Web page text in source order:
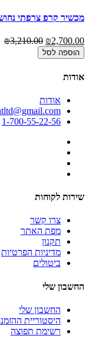
מכשיר קרפ צרפתי נחושת מקצועי 40
₪2,700.00
₪3,210.00
הוספה לסל
אודות
אודות
1-700-55-22-56
שירות לקוחות
צרו קשר
מפת האתר
תקנון
מדיניות הפרטיות
ביטולים
החשבון שלי
החשבון שלי
היסטוריית
רשימת תפוצה